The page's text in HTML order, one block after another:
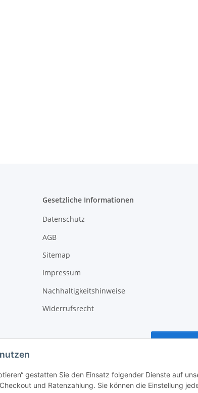
gestatten Sie den Einsatz folgender Dienste auf
und Ratenzahlung. Sie können die Einstellung
Gesetzliche Informationen
Datenschutz
AGB
Sitemap
Impressum
Nachhaltigkeitshinweise
Widerrufsrecht